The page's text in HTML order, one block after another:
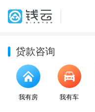
贷款咨询
我有房 我有车